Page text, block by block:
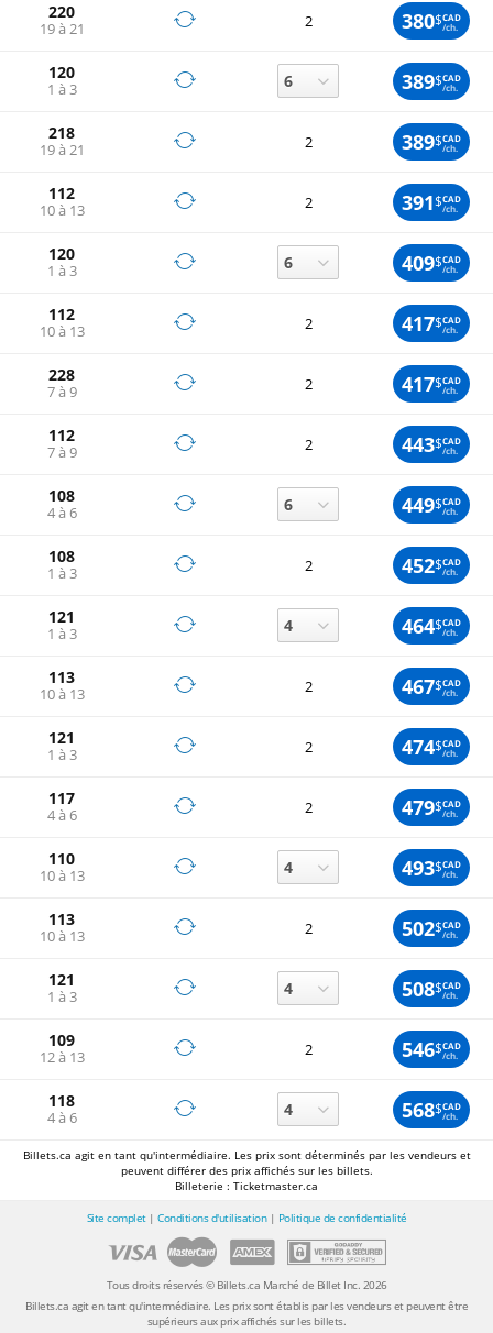
220
19 à 21 2 380$CAD
/ch.
120
1 à 3 389$CAD
/ch.
218
19 à 21 2 389$CAD
/ch.
112
10 à 13 2 391$CAD
/ch.
120
1 à 3 409$CAD
/ch.
112
10 à 13 2 417$CAD
/ch.
228
7 à 9 2 417$CAD
/ch.
112
7 à 9 2 443$CAD
/ch.
108
4 à 6 449$CAD
/ch.
108
1 à 3 2 452$CAD
/ch.
121
1 à 3 464$CAD
/ch.
113
10 à 13 2 467$CAD
/ch.
121
1 à 3 2 474$CAD
/ch.
117
4 à 6 2 479$CAD
/ch.
110
10 à 13 493$CAD
/ch.
113
10 à 13 2 502$CAD
/ch.
121
1 à 3 508$CAD
/ch.
109
12 à 13 2 546$CAD
/ch.
118
4 à 6 568$CAD
/ch.
Billets.ca agit en tant qu'intermédiaire. Les prix sont déterminés par les vendeurs et
peuvent différer des prix affichés sur les billets.
Billeterie : Ticketmaster.ca
Site complet| Conditions d'utilisation| Politique de confidentialité
Tous droits réservés © Billets.ca Marché de Billet Inc. 2026
Billets.ca agit en tant qu'intermédiaire. Les prix sont établis par les vendeurs et peuvent être
supérieurs aux prix affichés sur les billets.